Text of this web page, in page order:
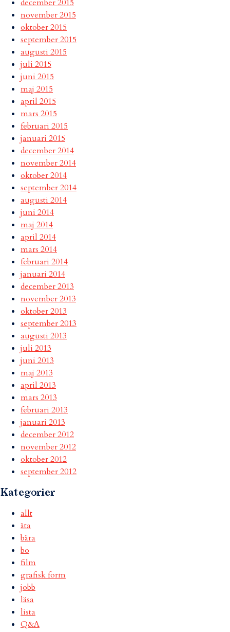
december 2015
november 2015
oktober 2015
september 2015
augusti 2015
juli 2015
juni 2015
maj 2015
april 2015
mars 2015
februari 2015
januari 2015
december 2014
november 2014
oktober 2014
september 2014
augusti 2014
juni 2014
maj 2014
april 2014
mars 2014
februari 2014
januari 2014
december 2013
november 2013
oktober 2013
september 2013
augusti 2013
juli 2013
juni 2013
maj 2013
april 2013
mars 2013
februari 2013
januari 2013
december 2012
november 2012
oktober 2012
september 2012
Kategorier
allt
äta
bära
bo
film
grafisk form
jobb
läsa
lista
Q&A